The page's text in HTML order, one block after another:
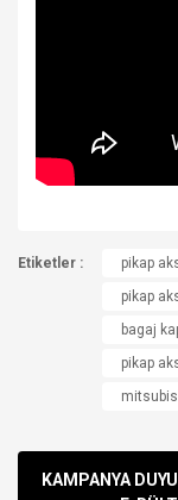
konularda
kullanarak
Görüş ve
Ürün resmi
Ürün
Ürün fiyatı
Etiketler : pikap
pikap
bagaj
pikap
KAMPANYA